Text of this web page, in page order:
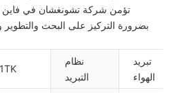
تؤمن شركة تشونغشان في فاين
بضرورة التركيز على البحث والتطوير
نظام
التبريد
تبريد
الهواء